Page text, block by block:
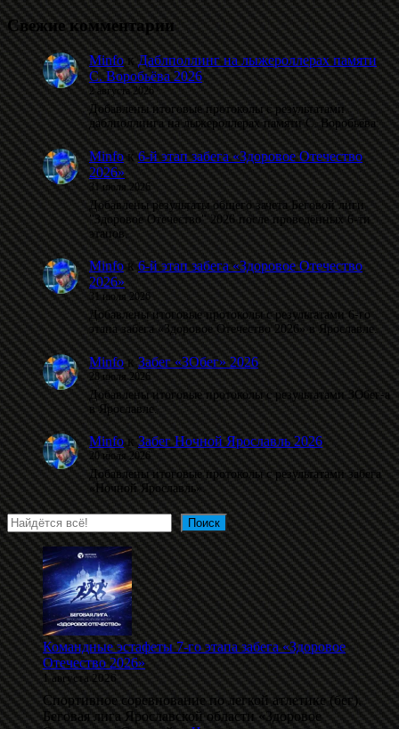
Свежие комментарии
MinfoкДаблполлинг на лыжероллерах памяти
С. Воробьёва 2026
2 августа 2026
Добавлены итоговые протоколы с результатами
даблполлинга на лыжероллерах памяти С. Воробьёва.
Minfoк6-й этап забега «Здоровое Отечество
2026»
31 июля 2026
Добавлены результаты общего зачета Беговой лиги
"Здоровое Отечество" 2026 после проведённых 6-ти
этапов.
Minfoк6-й этап забега «Здоровое Отечество
2026»
31 июля 2026
Добавлены итоговые протоколы с результатами 6-го
этапа забега «Здоровое Отечество 2026» в Ярославле.
MinfoкЗабег «ЗОбег» 2026
28 июля 2026
Добавлены итоговые протоколы с результатами ЗОбег-а
в Ярославле.
MinfoкЗабег Ночной Ярославль 2026
20 июля 2026
Добавлены итоговые протоколы с результатами забега
«Ночной Ярославль».
Поиск Поиск
Командные эстафеты 7-го этапа забега «Здоровое
Отечество 2026»
1 августа 2026
Спортивное соревнование по легкой атлетике (бег).
Беговая лига Ярославской области «Здоровое